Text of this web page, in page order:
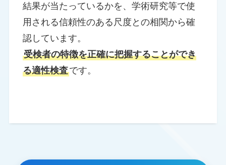
結果が当たっているかを、学術研究等で使
用される信頼性のある尺度との相関から確
認しています。
受検者の特徴を正確に把握することができ
る適性検査です。